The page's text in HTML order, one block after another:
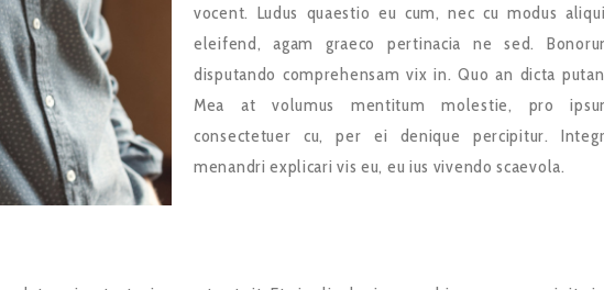
vocent. Ludus quaestio eu cum, nec cu modus
eleifend, agam graeco pertinacia ne sed.
disputando comprehensam vix in. Quo an dicta
Mea at volumus mentitum molestie, pro
consectetuer cu, per ei denique percipitur.
menandri explicari vis eu, eu ius vivendo scaevola.